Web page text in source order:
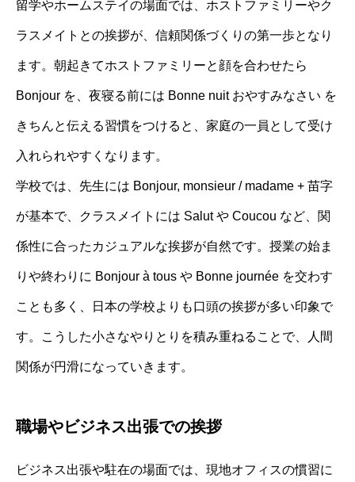
留学やホームステイの場面では、ホストファミリーやク
ラスメイトとの挨拶が、信頼関係づくりの第一歩となり
ます。朝起きてホストファミリーと顔を合わせたら
Bonjour を、夜寝る前には Bonne nuit おやすみなさい を
きちんと伝える習慣をつけると、家庭の一員として受け
入れられやすくなります。
学校では、先生には Bonjour, monsieur / madame + 苗字
が基本で、クラスメイトには Salut や Coucou など、関
係性に合ったカジュアルな挨拶が自然です。授業の始ま
りや終わりに Bonjour à tous や Bonne journée を交わす
ことも多く、日本の学校よりも口頭の挨拶が多い印象で
す。こうした小さなやりとりを積み重ねることで、人間
関係が円滑になっていきます。
職場やビジネス出張での挨拶
ビジネス出張や駐在の場面では、現地オフィスの慣習に